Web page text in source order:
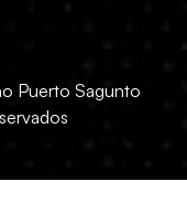
Puerto Sagunto